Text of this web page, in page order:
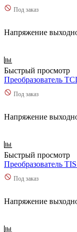
Под заказ
Напряжение
Быстрый просмотр
Преобразователь
Под заказ
Напряжение
Быстрый просмотр
Преобразователь
Под заказ
Напряжение